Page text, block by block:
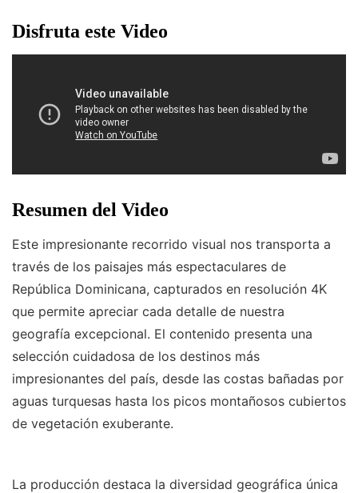
Disfruta este Video
Resumen del Video
Este impresionante recorrido visual nos transporta a
través de los paisajes más espectaculares de
República Dominicana, capturados en resolución 4K
que permite apreciar cada detalle de nuestra
geografía excepcional. El contenido presenta una
selección cuidadosa de los destinos más
impresionantes del país, desde las costas bañadas por
aguas turquesas hasta los picos montañosos cubiertos
de vegetación exuberante.
La producción destaca la diversidad geográfica única